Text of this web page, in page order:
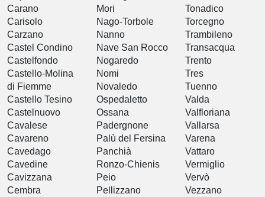
Carano
Carisolo
Carzano
Castel Condino
Castelfondo
Castello-Molina
di Fiemme
Castello Tesino
Castelnuovo
Cavalese
Cavareno
Cavedago
Cavedine
Cavizzana
Cembra
Mori
Nago-Torbole
Nanno
Nave San Rocco
Nogaredo
Nomi
Novaledo
Ospedaletto
Ossana
Padergnone
Palù del Fersina
Panchià
Ronzo-Chienis
Peio
Pellizzano
Tonadico
Torcegno
Trambileno
Transacqua
Trento
Tres
Tuenno
Valda
Valfloriana
Vallarsa
Varena
Vattaro
Vermiglio
Vervò
Vezzano